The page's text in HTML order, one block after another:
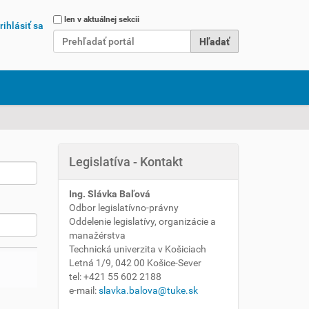
Hľadaťlen v aktuálnej sekcii
sa
Legislatíva - Kontakt
Ing. Slávka Baľová
Odbor legislatívno-právny
Oddelenie legislatívy, organizácie a
manažérstva
Technická univerzita v Košiciach
Letná 1/9, 042 00 Košice-Sever
tel: +421 55 602 2188
e-mail:slavka.balova@tuke.sk